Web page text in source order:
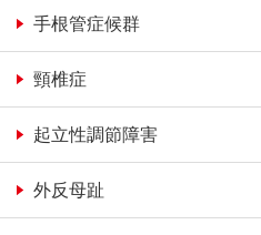
手根管症候群
頸椎症
起立性調節障害
外反母趾